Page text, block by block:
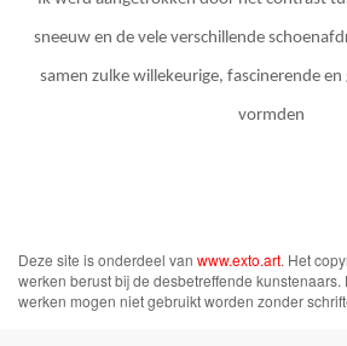
sneeuw en de vele verschillende
samen zulke willekeurige, fascinerende
vormden
Deze site is onderdeel van www.exto.art. Het
werken berust bij de desbetreffende
werken mogen niet gebruikt worden zonder